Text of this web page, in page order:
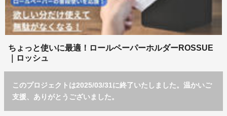
ちょっと使いに最適！ロールペーパーホルダーROSSUE
｜ロッシュ
このプロジェクトは2025/03/31に終了いたしました。温かいご
支援、ありがとうございました。